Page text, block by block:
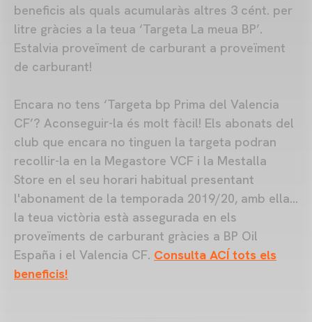
beneficis als quals acumularàs altres 3 cént. per
litre gràcies a la teua ‘Targeta La meua BP’.
Estalvia proveïment de carburant a proveïment
de carburant!
Encara no tens ‘Targeta bp Prima del Valencia
CF’? Aconseguir-la és molt fàcil! Els abonats del
club que encara no tinguen la targeta podran
recollir-la en la Megastore VCF i la Mestalla
Store en el seu horari habitual presentant
l'abonament de la temporada 2019/20, amb ella…
la teua victòria està assegurada en els
proveïments de carburant gràcies a BP Oil
España i el Valencia CF. Consulta ACÍ tots els
beneficis!